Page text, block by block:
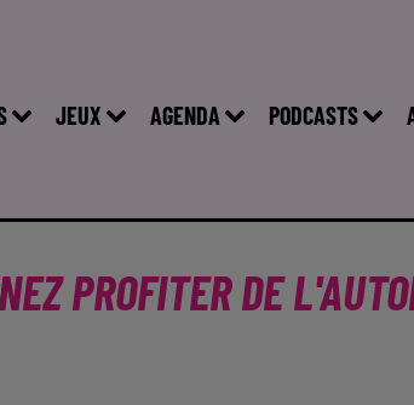
JEUX AGENDA PODCASTS
PROFITER DE